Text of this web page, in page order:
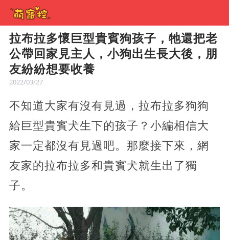
拉布拉多懷巨型貴賓狗孩子，牠還把老
公帶回家見主人，小狗出生長大後，朋
友紛紛想要收養
2022/03/27
不知道大家有沒有見過，拉布拉多狗狗
給巨型貴賓犬生下的孩子？小編相信大
家一定都沒有見過吧。那麼接下來，網
友家的拉布拉多和貴賓犬就生出了獨
子。